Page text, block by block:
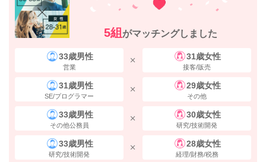
地下通路内は、「八重洲側への自由通路」
の標識に従って進んでくださ
5組 がマッチングしました
33歳男性
営業
31歳女性
接客/販売
31歳男性
SE/プログラマー
29歳女性
その他
33歳男性
その他公務員
30歳女性
研究/技術開発
33歳男性
研究/技術開発
28歳女性
経理/財務/税務